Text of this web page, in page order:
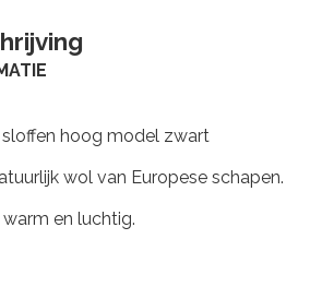
hoog model zwart
wol van Europese schapen.
warm en luchtig.